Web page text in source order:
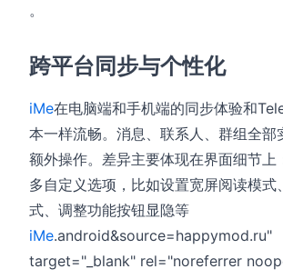
。
跨平台同步与个性化
iMe在电脑端和手机端的同步体验和
本一样流畅。消息、联系人、群组全部
额外操作。差异主要体现在界面细节上
多自定义选项，比如设置宽屏阅读模式
式、调整功能按钮显隐等
iMe.android&source=happymod.ru"
target="_blank" rel="noreferrer